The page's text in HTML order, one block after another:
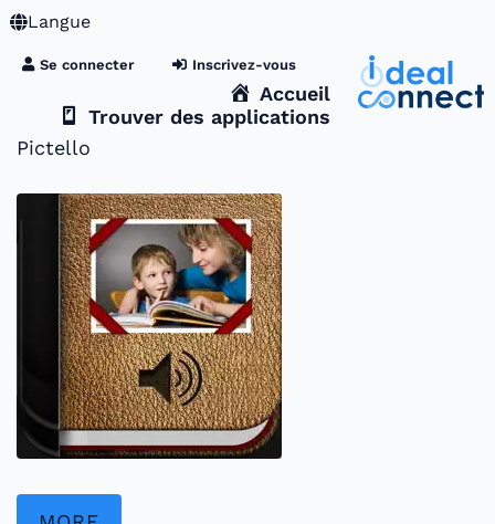
Langue
Se connecter Inscrivez-vous
Accueil
Trouver des applications
Pictello